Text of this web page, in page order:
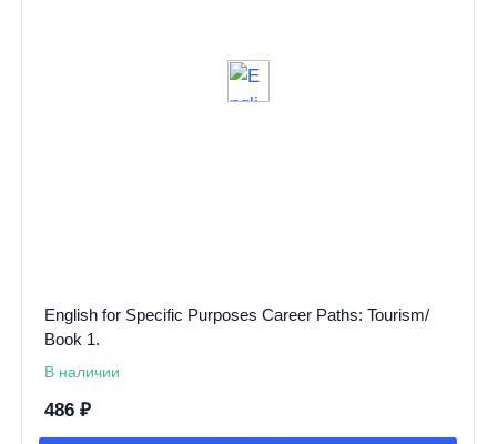
English for Specific Purposes Career Paths: Tourism/
Book 1.
В наличии
486 ₽